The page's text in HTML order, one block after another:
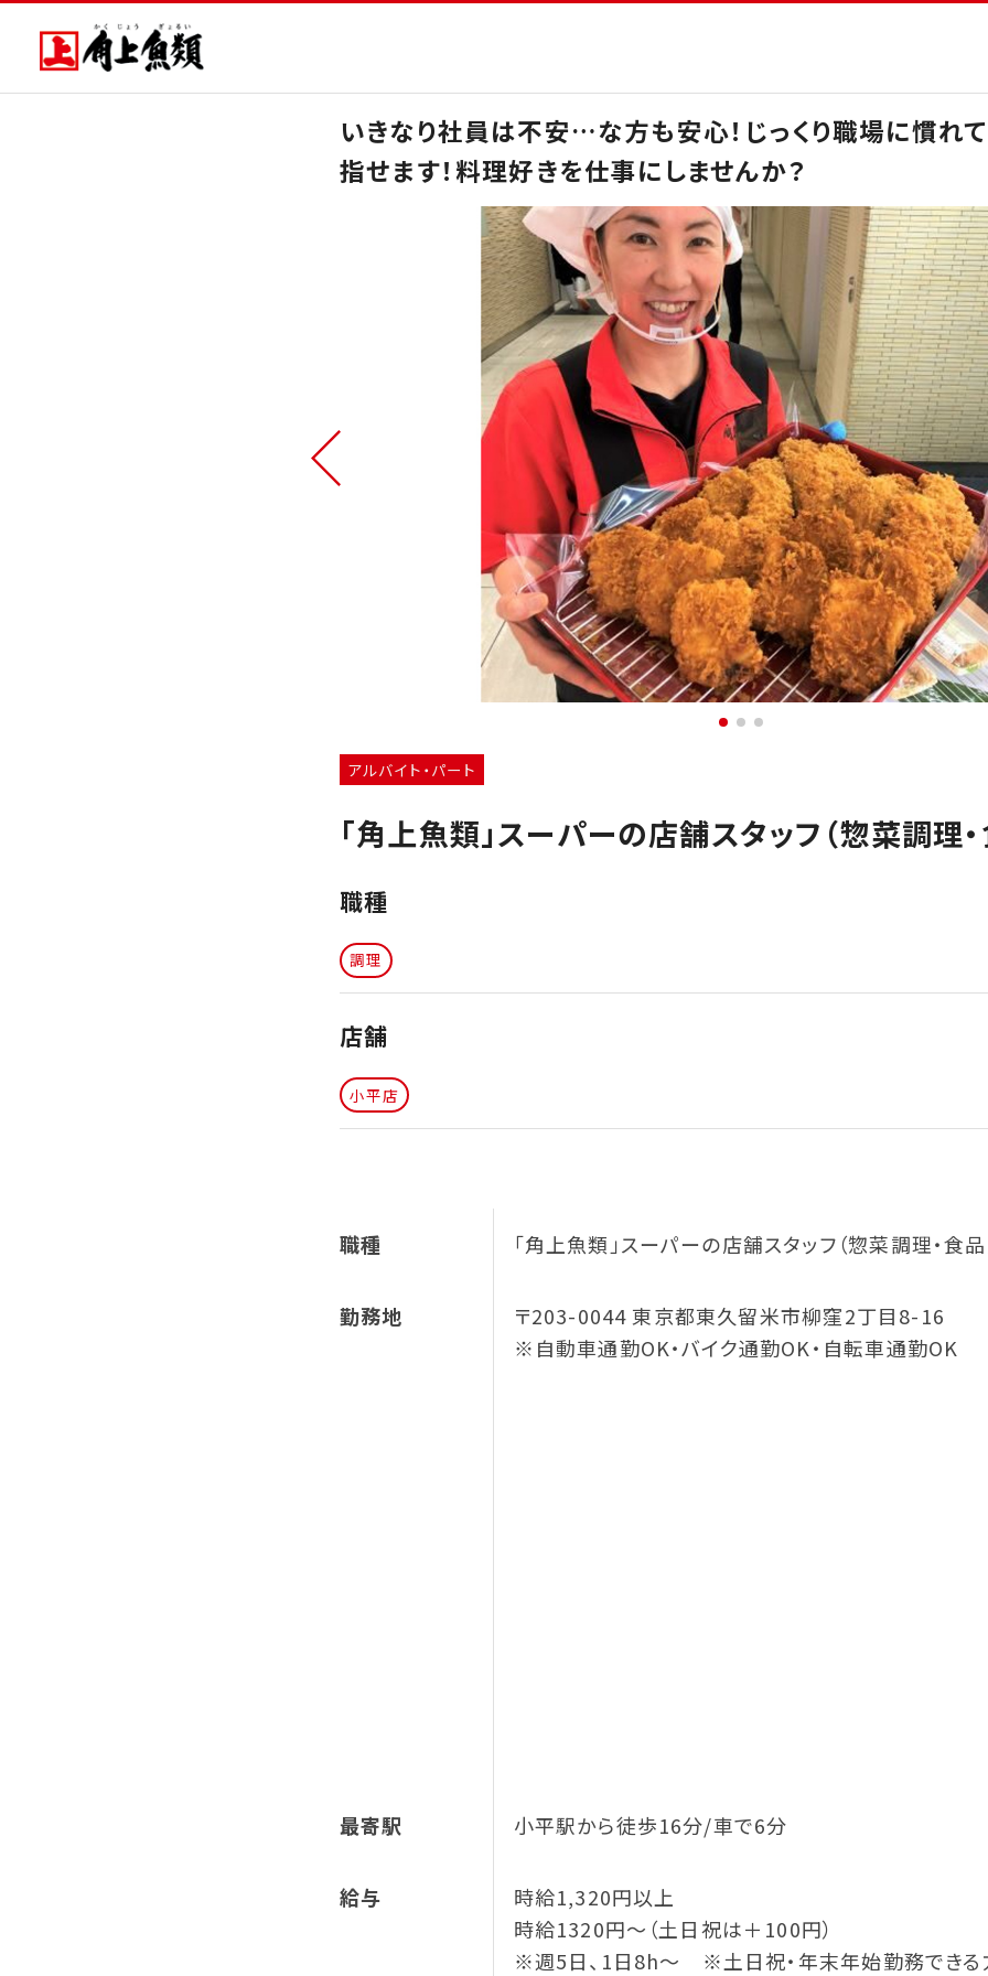
いきなり社員は不安…な方も安心！じっくり職場に慣れ
指せます！料理好きを仕事にしませんか？
アルバイト・パート
「角上魚類」スーパーの店舗スタッフ（惣菜調理
職種
調理
店舗
小平店
職種 「角上魚類」スーパーの店舗スタッフ（惣菜調理・食
勤務地
〒203-0044 東京都東久留米市柳窪2丁目8-16
※自動車通勤OK・バイク通勤OK・自転車通勤OK
最寄駅 小平駅から徒歩16分/車で6分
給与
時給1,320円以上
時給1320円～（土日祝は＋100円）
※週5日、1日8h～ ※土日祝・年末年始勤務できる